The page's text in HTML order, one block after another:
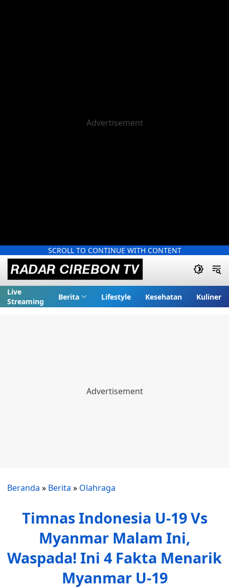
SCROLL TO CONTINUE WITH CONTENT
Live
Streaming
Berita Lifestyle Kesehatan Kuliner
Beranda » Berita » Olahraga
Timnas Indonesia U-19 Vs
Myanmar Malam Ini,
Waspada! Ini 4 Fakta Menarik
Myanmar U-19